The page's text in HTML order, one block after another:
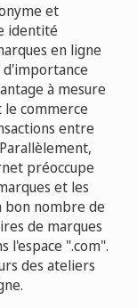
et
identité
en ligne
d'importance
à mesure
le commerce
entre
préoccupe
et les
bon nombre de
de marques
l'espace ".com".
des ateliers